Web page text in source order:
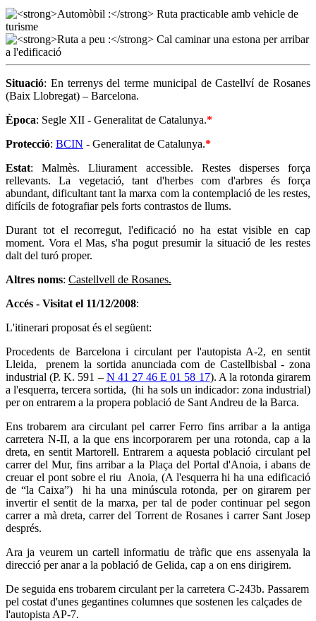
Situació: En terrenys del terme municipal de Castellví de Rosanes
(Baix Llobregat) – Barcelona.
Època: Segle XII - Generalitat de Catalunya.*
Protecció: BCIN - Generalitat de Catalunya.*
Estat: Malmès. Lliurament accessible. Restes disperses força
rellevants. La vegetació, tant d'herbes com d'arbres és força
abundant, dificultant tant la marxa com la contemplació de les restes,
difícils de fotografiar pels forts contrastos de llums.
Durant tot el recorregut, l'edificació no ha estat visible en cap
moment. Vora el Mas, s'ha pogut presumir la situació de les restes
dalt del turó proper.
Altres noms: Castellvell de Rosanes.
Accés - Visitat el 11/12/2008:
L'itinerari proposat és el següent:
Procedents de Barcelona i circulant per l'autopista A-2, en sentit
Lleida, prenem la sortida anunciada com de Castellbisbal - zona
industrial (P. K. 591 – N 41 27 46 E 01 58 17). A la rotonda girarem
a l'esquerra, tercera sortida, (hi ha sols un indicador: zona industrial)
per on entrarem a la propera població de Sant Andreu de la Barca.
Ens trobarem ara circulant pel carrer Ferro fins arribar a la antiga
carretera N-II, a la que ens incorporarem per una rotonda, cap a la
dreta, en sentit Martorell. Entrarem a aquesta població circulant pel
carrer del Mur, fins arribar a la Plaça del Portal d'Anoia, i abans de
creuar el pont sobre el riu Anoia, (A l'esquerra hi ha una edificació
de “la Caixa”) hi ha una minúscula rotonda, per on girarem per
invertir el sentit de la marxa, per tal de poder continuar pel segon
carrer a mà dreta, carrer del Torrent de Rosanes i carrer Sant Josep
després.
Ara ja veurem un cartell informatiu de tràfic que ens assenyala la
direcció per anar a la població de Gelida, cap a on ens dirigirem.
De seguida ens trobarem circulant per la carretera C-243b. Passarem
pel costat d'unes gegantines columnes que sostenen les calçades de
l'autopista AP-7.